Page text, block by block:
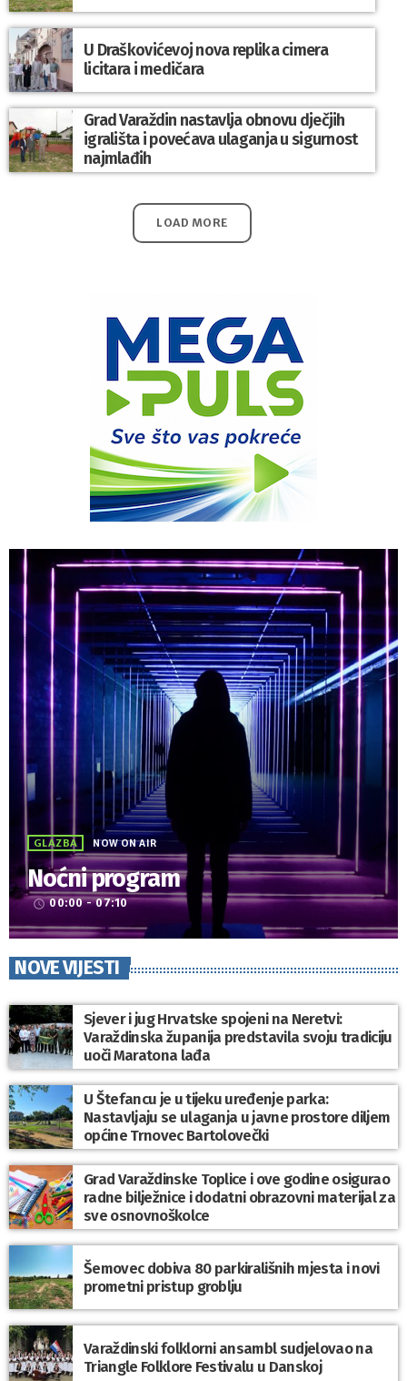
U Draškovićevoj nova replika cimera
licitara i medičara
Grad Varaždin nastavlja obnovu dječjih
igrališta i povećava ulaganja u sigurnost
najmlađih
LOAD MORE
GLAZBA NOW ON AIR
Noćni program
access_time 00:00 - 07:10
NOVE VIJESTI
Sjever i jug Hrvatske spojeni na Neretvi:
Varaždinska županija predstavila svoju tradiciju
uoči Maratona lađa
U Štefancu je u tijeku uređenje parka:
Nastavljaju se ulaganja u javne prostore diljem
općine Trnovec Bartolovečki
Grad Varaždinske Toplice i ove godine osigurao
radne bilježnice i dodatni obrazovni materijal za
sve osnovnoškolce
Šemovec dobiva 80 parkirališnih mjesta i novi
prometni pristup groblju
Varaždinski folklorni ansambl sudjelovao na
Triangle Folklore Festivalu u Danskoj